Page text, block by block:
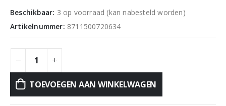
Beschikbaar: 3 op voorraad (kan nabesteld worden)
Artikelnummer: 8711500720634
TOEVOEGEN AAN WINKELWAGEN